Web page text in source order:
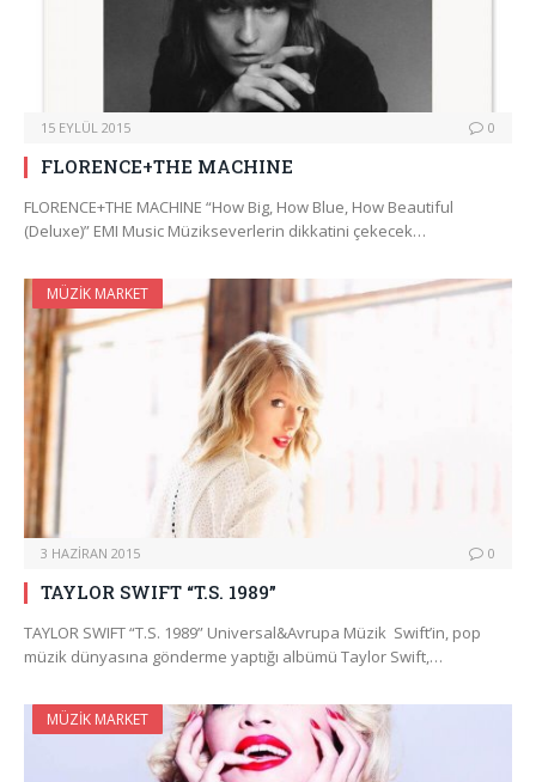
15 EYLÜL 2015 0
FLORENCE+THE MACHINE
FLORENCE+THE MACHINE “How Big, How Blue, How Beautiful
(Deluxe)” EMI Music Müzikseverlerin dikkatini çekecek…
MÜZIK MARKET
3 HAZIRAN 2015 0
TAYLOR SWIFT “T.S. 1989”
TAYLOR SWIFT “T.S. 1989” Universal&Avrupa Müzik Swift’in, pop
müzik dünyasına gönderme yaptığı albümü Taylor Swift,…
MÜZIK MARKET